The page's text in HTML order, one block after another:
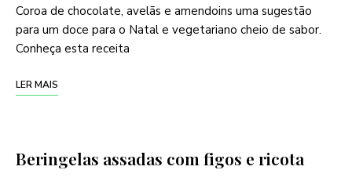
Coroa de chocolate, avelãs e amendoins uma sugestão
para um doce para o Natal e vegetariano cheio de sabor.
Conheça esta receita
LER MAIS
Beringelas assadas com figos e ricota